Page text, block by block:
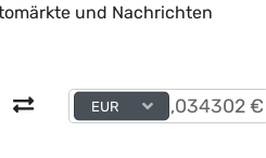
und Nachrichten
EUR